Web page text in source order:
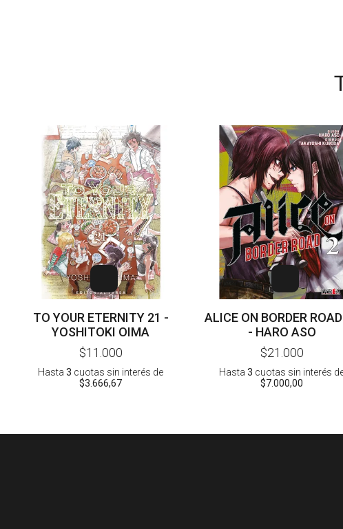
TO YOUR ETERNITY 21 -
YOSHITOKI OIMA
$11.000
Hasta3 cuotas sin interés de
$3.666,67
ALICE ON BORDER
- HARO ASO
$21.000
Hasta3 cuotas sin interés
$7.000,00